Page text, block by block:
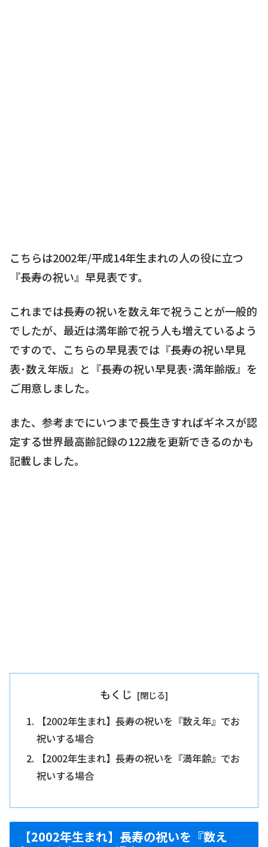
こちらは2002年/平成14年生まれの人の役に立つ
『長寿の祝い』早見表です。
これまでは長寿の祝いを数え年で祝うことが一般的
でしたが、最近は満年齢で祝う人も増えているよう
ですので、こちらの早見表では『長寿の祝い早見
表･数え年版』と『長寿の祝い早見表･満年齢版』を
ご用意しました。
また、参考までにいつまで長生きすればギネスが認
定する世界最高齢記録の122歳を更新できるのかも
記載しました。
もくじ
【2002年生まれ】長寿の祝いを『数え年』でお
祝いする場合
【2002年生まれ】長寿の祝いを『満年齢』でお
祝いする場合
【2002年生まれ】長寿の祝いを『数え